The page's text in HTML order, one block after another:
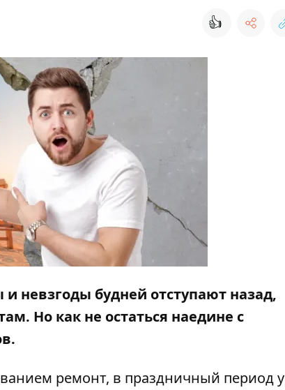
👍
невзгоды будней отступают назад,
Но как не остаться наедине с
ремонт, в праздничный период у